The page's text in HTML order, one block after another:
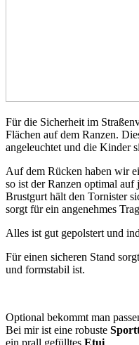
Für die Sicherheit im
Flächen auf dem Ranzen.
angeleuchtet und die Kinder
Auf dem Rücken haben wir
so ist der Ranzen optimal
Brustgurt hält den Tornister
sorgt für ein angenehmes
Alles ist gut gepolstert und
Für einen sicheren Stand
und formstabil ist.
Optional bekommt man
Bei mir ist eine robuste